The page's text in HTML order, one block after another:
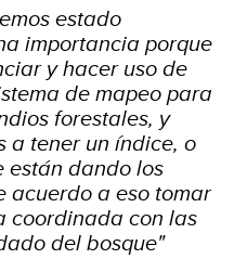
estado
importancia porque
y hacer uso de
de mapeo para
forestales, y
a tener un índice, o
están dando los
acuerdo a eso tomar
coordinada con las
del bosque"